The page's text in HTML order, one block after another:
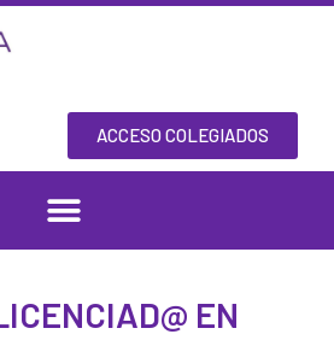
ACCESO COLEGIADOS
EN